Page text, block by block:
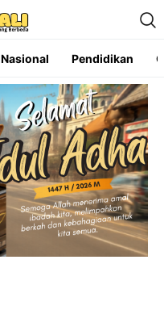
Nasional Pendidikan